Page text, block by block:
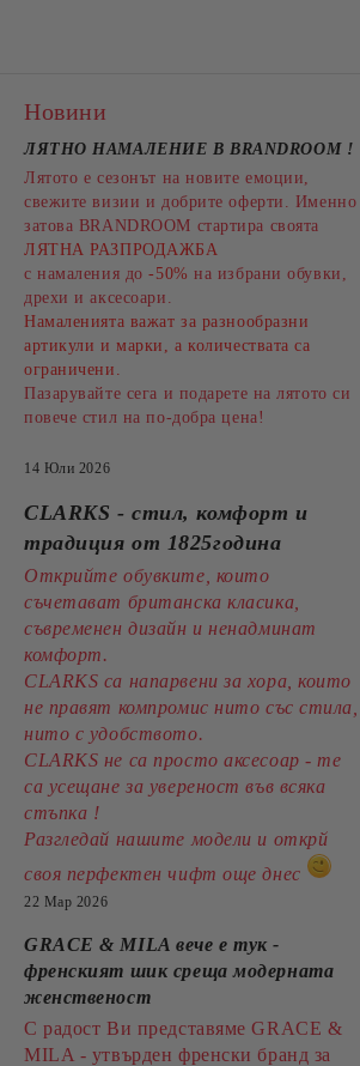
Новини
ЛЯТНО НАМАЛЕНИЕ В BRANDROOM !
Лятото е сезонът на новите емоции,
свежите визии и добрите оферти. Именно
затова BRANDROOM стартира своята
ЛЯТНА РАЗПРОДАЖБА
с намаления до -50% на избрани обувки,
дрехи и аксесоари.
Намаленията важат за разнообразни
артикули и марки, а количествата са
ограничени.
Пазарувайте сега и подарете на лятото си
повече стил на по-добра цена!
14 Юли 2026
CLARKS - стил, комфорт и
традиция от 1825година
Открийте обувките, които
съчетават британска класика,
съвременен дизайн и ненадминат
комфорт.
CLARKS са напарвени за хора, които
не правят компромис нито със стила,
нито с удобството.
CLARKS не са просто аксесоар - те
са усещане за увереност във всяка
стъпка !
Разгледай нашите модели и открй
своя перфектен чифт още днес
22 Мар 2026
GRACE & MILA вече е тук -
френският шик среща модерната
женственост
С радост Ви представяме GRACE &
MILA - утвърден френски бранд за